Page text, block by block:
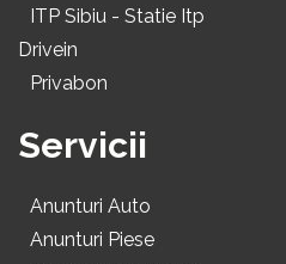
ITP Sibiu - Statie Itp
Drivein
Privabon
Servicii
Anunturi Auto
Anunturi Piese